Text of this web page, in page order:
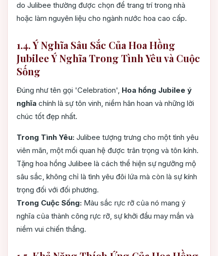
do Julibee thường được chọn để trang trí trong nhà
hoặc làm nguyên liệu cho ngành nước hoa cao cấp.
1.4. Ý Nghĩa Sâu Sắc Của Hoa Hồng
Jubilee Ý Nghĩa Trong Tình Yêu và Cuộc
Sống
Đúng như tên gọi 'Celebration', Hoa hồng Jubilee ý
nghĩa chính là sự tôn vinh, niềm hân hoan và những lời
chúc tốt đẹp nhất.
Trong Tình Yêu: Julibee tượng trưng cho một tình yêu
viên mãn, một mối quan hệ được trân trọng và tôn kính.
Tặng hoa hồng Julibee là cách thể hiện sự ngưỡng mộ
sâu sắc, không chỉ là tình yêu đôi lứa mà còn là sự kính
trọng đối với đối phương.
Trong Cuộc Sống: Màu sắc rực rỡ của nó mang ý
nghĩa của thành công rực rỡ, sự khởi đầu may mắn và
niềm vui chiến thắng.